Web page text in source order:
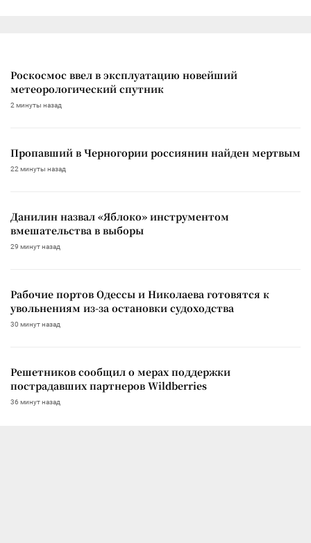
Роскосмос ввел в эксплуатацию новейший
метеорологический спутник
2 минуты назад
Пропавший в Черногории россиянин найден мертвым
22 минуты назад
Данилин назвал «Яблоко» инструментом
вмешательства в выборы
29 минут назад
Рабочие портов Одессы и Николаева готовятся к
увольнениям из-за остановки судоходства
30 минут назад
Решетников сообщил о мерах поддержки
пострадавших партнеров Wildberries
36 минут назад